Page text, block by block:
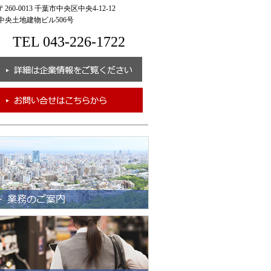
0013 千葉市中央区中央4-12-12
土地建物ビル506号
TEL 043-226-1722